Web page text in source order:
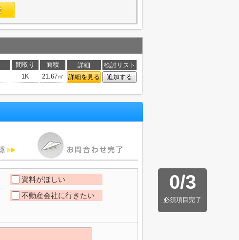
間取り 面積 詳細
検討リスト
1K 21.67㎡ 詳細を見る 追加する
0/3
必須項目完了
資料がほしい
不動産会社に行きたい